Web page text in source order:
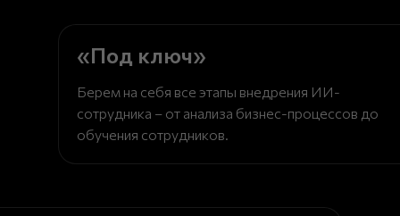
«Под ключ»
Берем на себя все этапы внедрения ИИ-
сотрудника – от анализа бизнес-процессов до
обучения сотрудников.